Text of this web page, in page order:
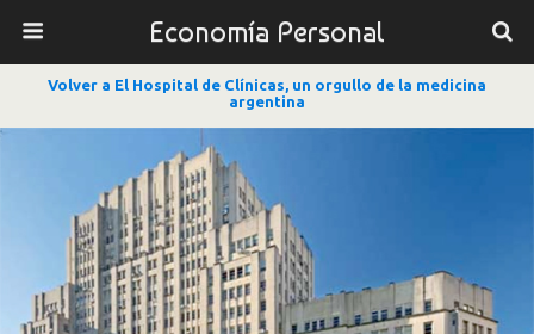
Economía Personal
Volver a El Hospital de Clínicas, un orgullo de la medicina
argentina